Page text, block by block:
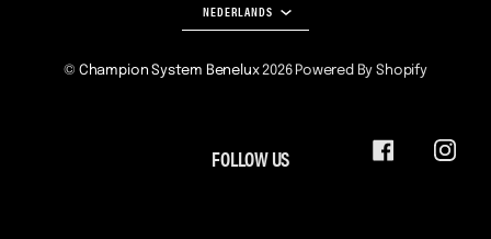
NEDERLANDS
© Champion System Benelux2026 Powered By Shopify
FOLLOW US FACEBOOK